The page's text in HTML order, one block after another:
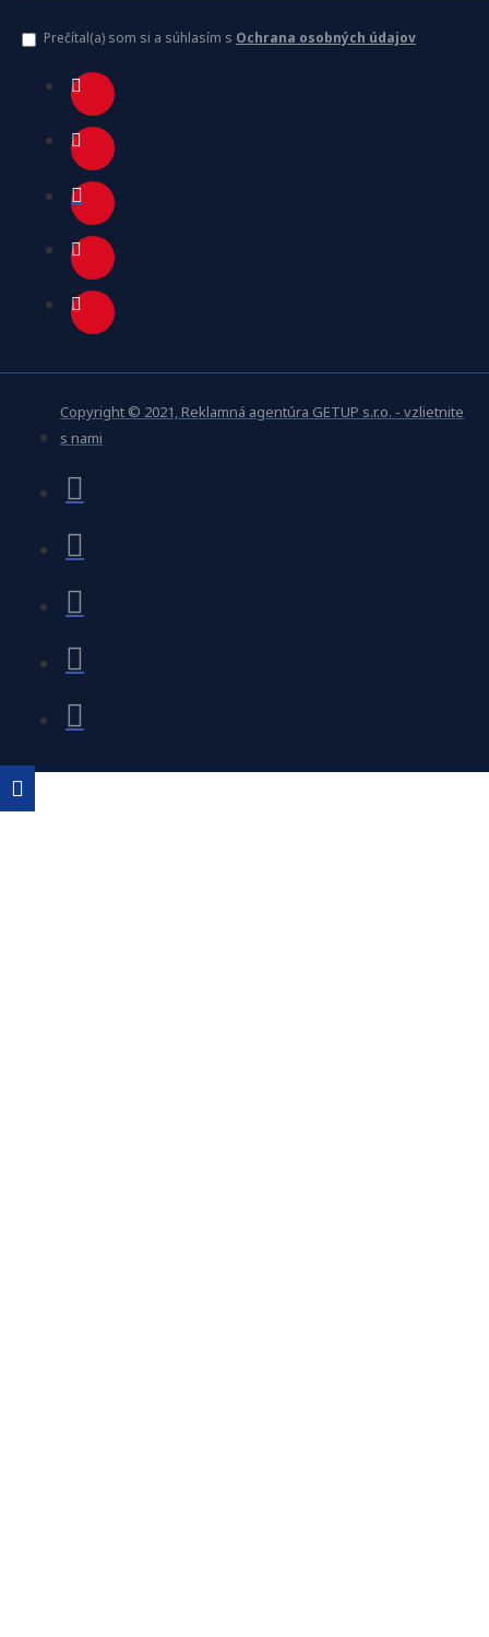
Prečítal(a) som si a súhlasím s Ochrana osobných údajov
Copyright © 2021, Reklamná agentúra GETUP s.r.o. - vzlietnite
s nami